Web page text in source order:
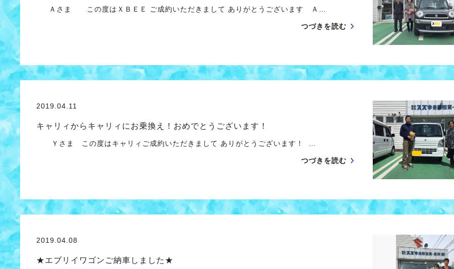
Ａさま この度はＸＢＥＥ ご成約いただきまして ありがとうございます Ａ…
つづきを読む
2019.04.11
キャリィからキャリィにお乗換え！おめでとうございます！
Ｙさま この度はキャリィご成約いただきまして ありがとうございます！ …
つづきを読む
2019.04.08
★エブリイワゴンご納車しました★